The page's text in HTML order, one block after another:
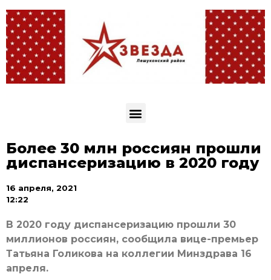
Более 30 млн россиян прошли
диспансеризацию в 2020 году
16 апреля, 2021
12:22
В 2020 году диспансеризацию прошли 30
миллионов россиян, сообщила вице-премьер
Татьяна Голикова на коллегии Минздрава 16
апреля.